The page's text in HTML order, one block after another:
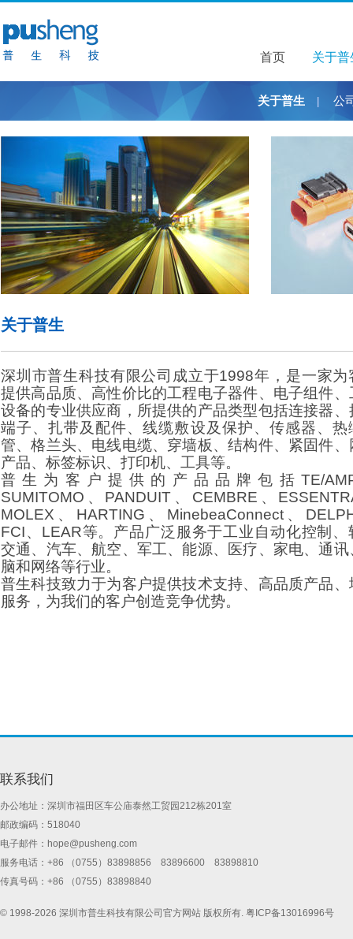
首页 关于普
关于普
关于普生 公
关于普生
深圳市普生科技有限公司成立于1998年，是一家为
提供高品质、高性价比的工程电子器件、电子组件、
设备的专业供应商，所提供的产品类型包括连接器、
端子、扎带及配件、线缆敷设及保护、传感器、热
管、格兰头、电线电缆、穿墙板、结构件、紧固件、
产品、标签标识、打印机、工具等。
普生为客户提供的产品品牌包括TE/
SUMITOMO、PANDUIT、CEMBRE、
MOLEX、HARTING、 MinebeaConnect、
FCI、LEAR等。产品广泛服务于工业自动化控制、
交通、汽车、航空、军工、能源、医疗、家电、通讯
脑和网络等行业。
普生科技致力于为客户提供技术支持、高品质产品、
服务，为我们的客户创造竞争优势。
联系我们
办公地址：深圳市福田区车公庙泰然工贸园212栋201室
邮政编码：518040
电子邮件： hope@pusheng.com
服务电话：+86 （0755）83898856 83896600 83898810
传真号码：+86 （0755）83898840
© 1998-2026 深圳市普生科技有限公司官方网站 版权所有. 粤ICP备13016996号